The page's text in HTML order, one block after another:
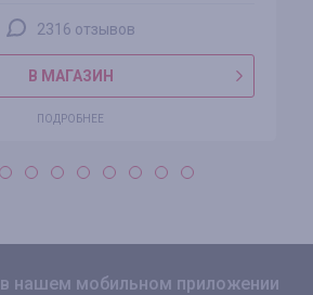
2316 отзывов
В МАГАЗИН
ПОДРОБНЕЕ
в нашем мобильном приложении